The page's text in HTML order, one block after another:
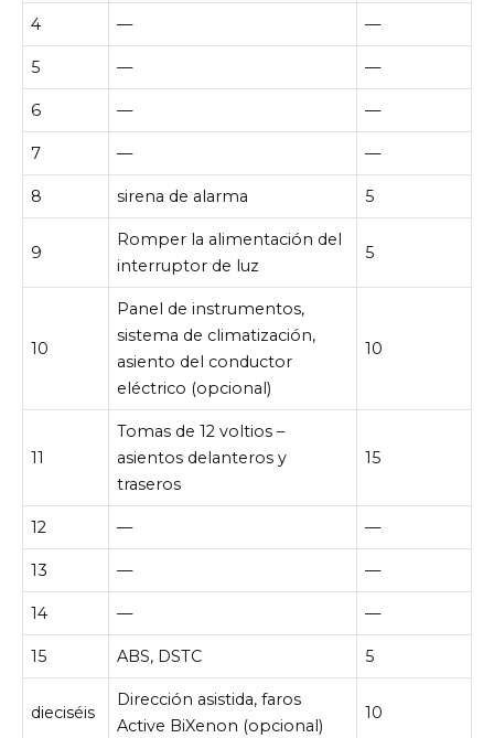
4 — —
5 — —
6 — —
7 — —
8 sirena de alarma 5
9
Romper la alimentación del
interruptor de luz
5
10
Panel de instrumentos,
sistema de climatización,
asiento del conductor
eléctrico (opcional)
10
11
Tomas de 12 voltios –
asientos delanteros y
traseros
15
12 — —
13 — —
14 — —
15 ABS, DSTC 5
dieciséis
Dirección asistida, faros
Active BiXenon (opcional)
10